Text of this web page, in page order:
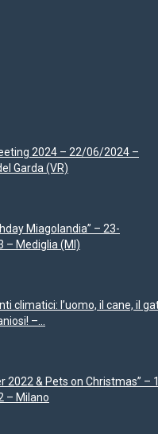
2024 – 22/06/2024 –
Garda (VR)
Miagolandia” – 23-
– Mediglia (MI)
climatici: l’uomo, il cane, il
–...
2022 & Pets on Christmas” –
– Milano